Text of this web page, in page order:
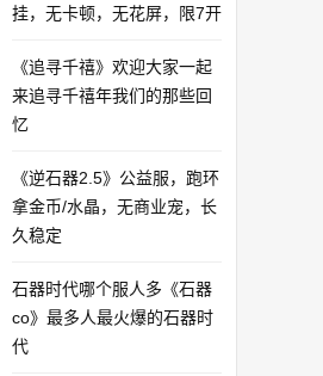
挂，无卡顿，无花屏，限7开
《追寻千禧》欢迎大家一起
来追寻千禧年我们的那些回
忆
《逆石器2.5》公益服，跑环
拿金币/水晶，无商业宠，长
久稳定
石器时代哪个服人多《石器
co》最多人最火爆的石器时
代